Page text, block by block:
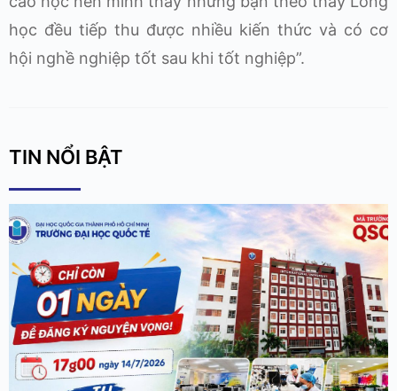
học đều tiếp thu được nhiều kiến thức và có cơ
hội nghề nghiệp tốt sau khi tốt nghiệp”.
TIN NỔI BẬT